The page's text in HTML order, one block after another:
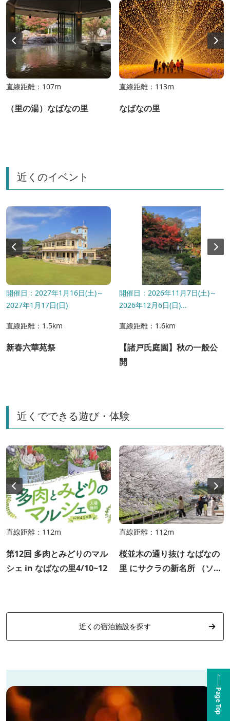
直線距離：107m
（里の湯）なばなの里
直線距離：113m
なばなの里
近くのイベント
開催日：2027年1月16日(土)～
2027年1月17日(日)
直線距離：1.5km
新春六華苑祭
開催日：2026年11月7日(土)～
2026年12月6日(日)...
直線距離：1.6km
【諸戸氏庭園】秋の一般公
開
近くでできる遊び・体験
直線距離：112m
第12回 多肉とみどりのマル
シェ in なばなの里4/10~12
直線距離：112m
桜並木の通り抜け なばなの
里 にサクラの新名所 （ソメ
近くの宿泊施設を探す
Page Top